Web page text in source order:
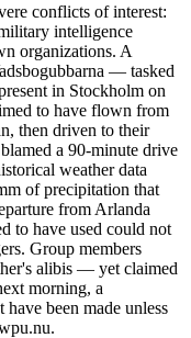
conflicts of interest:
intelligence
organizations. A
— tasked
in Stockholm on
to have flown from
then driven to their
a 90-minute drive
weather data
of precipitation that
from Arlanda
to have used could not
Group members
alibis — yet claimed
morning, a
been made unless